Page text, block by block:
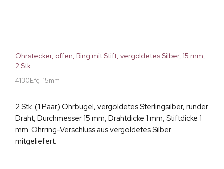
Ohrstecker, offen, Ring mit Stift, vergoldetes Silber, 15 mm,
2 Stk
4130Efg-15mm
2 Stk. (1 Paar) Ohrbügel, vergoldetes Sterlingsilber, runder
Draht, Durchmesser 15 mm, Drahtdicke 1 mm, Stiftdicke 1
mm. Ohrring-Verschluss aus vergoldetes Silber
mitgeliefert.